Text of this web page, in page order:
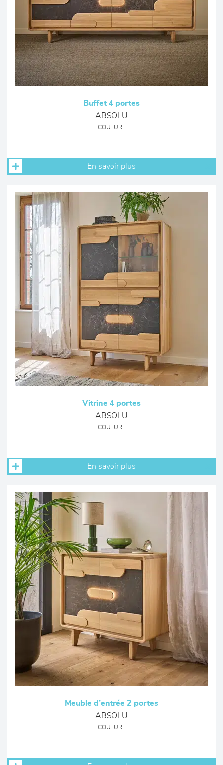
Buffet 4 portes
ABSOLU
COUTURE
En savoir plus
Vitrine 4 portes
ABSOLU
COUTURE
En savoir plus
Meuble d’entrée 2 portes
ABSOLU
COUTURE